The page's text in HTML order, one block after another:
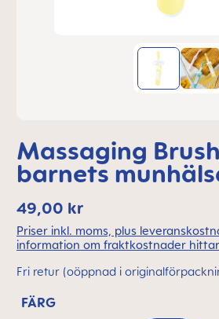
Massaging
barnets
49,00 kr
Priser inkl. moms, plus
information om fraktkostnader
Fri retur (oöppnad i
FÄRG